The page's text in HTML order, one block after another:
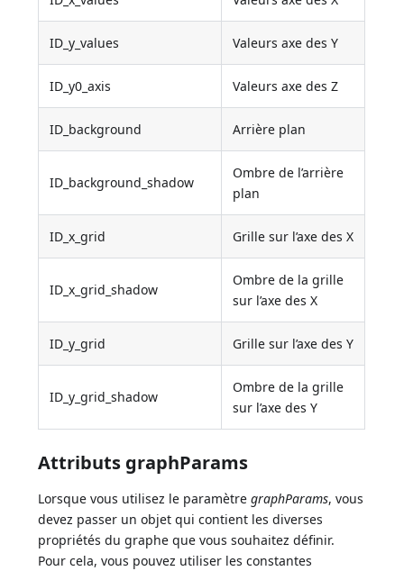
ID_y_values Valeurs axe des Y
ID_y0_axis Valeurs axe des Z
ID_background Arrière plan
ID_background_shadow
Ombre de l’arrière
plan
ID_x_grid Grille sur l’axe des X
ID_x_grid_shadow
Ombre de la grille
sur l’axe des X
ID_y_grid Grille sur l’axe des Y
ID_y_grid_shadow
Ombre de la grille
sur l’axe des Y
Attributs graphParams
Lorsque vous utilisez le paramètregraphParams, vous
devez passer un objet qui contient les diverses
propriétés du graphe que vous souhaitez définir.
Pour cela, vous pouvez utiliser les constantes